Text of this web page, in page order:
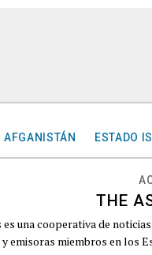
AFGANISTÁN ESTADO
THE
una cooperativa de
emisoras miembros en los